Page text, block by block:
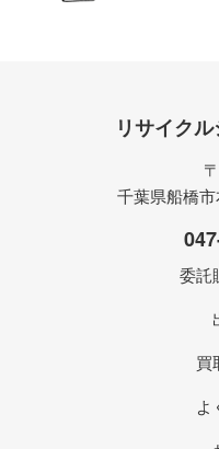
リサイク
千葉県船橋
委託
買
よ